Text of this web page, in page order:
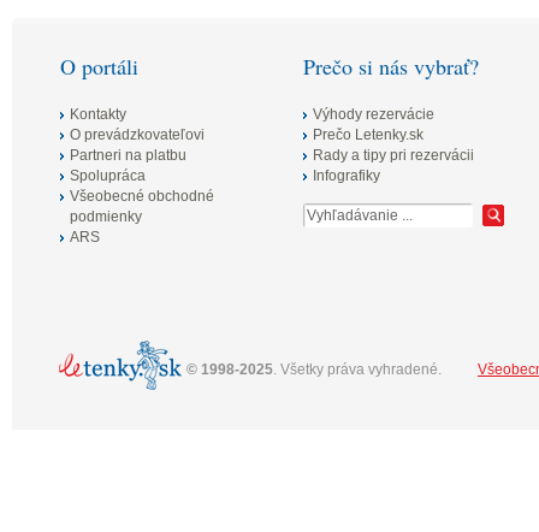
O portáli
Kontakty
O prevádzkovateľovi
Partneri na platbu
Spolupráca
Všeobecné obchodné
podmienky
ARS
Prečo si nás vybrať?
Výhody rezervácie
Prečo Letenky.sk
Rady a tipy pri rezervácii
Infografiky
© 1998-2025. Všetky práva vyhradené.